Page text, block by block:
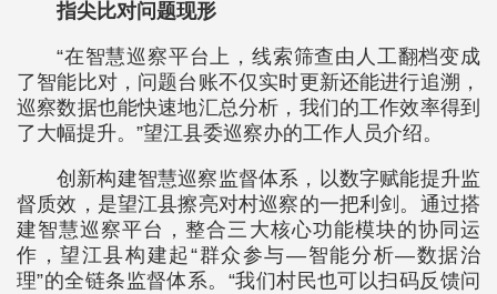
指尖比对问题现形
“在智慧巡察平台上，线索筛查由人工翻档变成
了智能比对，问题台账不仅实时更新还能进行追溯，
巡察数据也能快速地汇总分析，我们的工作效率得到
了大幅提升。”望江县委巡察办的工作人员介绍。
创新构建智慧巡察监督体系，以数字赋能提升监
督质效，是望江县擦亮对村巡察的一把利剑。通过搭
建智慧巡察平台，整合三大核心功能模块的协同运
作，望江县构建起“群众参与—智能分析—数据治
理”的全链条监督体系。“我们村民也可以扫码反馈问